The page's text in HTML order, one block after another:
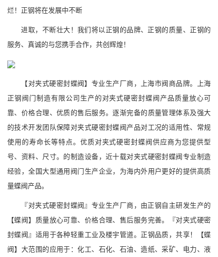
烂！正钢将在发展中不断
进取，不断壮大！我们将以正钢的品牌、正钢的质量、正钢的
服务、真诚的与您携手合作，共创辉煌！
【对夹式硬密封蝶阀】专业生产厂商，上海市阀商品牌。上海
正钢阀门制造有限公司生产的对夹式硬密封蝶阀产品质量放心可
靠、价格合理、优质的售后服务。逐渐完备的质量管理体系及强大
的技术开发团队保障对夹式硬密封蝶阀产品对工况的适用性、常规
使用的寿命长等特点。优质对夹式硬密封蝶阀供应商为您提供型
号、资料、尺寸。的制造设备，近十载对夹式硬密封蝶阀专业制造
经验，全国大型通用阀门生产企业，为海内外用户更好的提供高质
量蝶阀产品。
『对夹式硬密封蝶阀』专业生产厂商，由正钢自主研发生产的
【蝶阀】质量放心可靠、价格合理、售后服务完善。『对夹式硬密
封蝶阀』适用于各种轻重工业及楼宇管道。正钢品质，共享！【蝶
阀】大范围的应用于：化工、石化、石油、造纸、采矿、电力、液